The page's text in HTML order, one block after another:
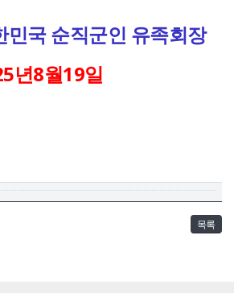
민국 순직군인 유족회장
년8월19일
목록